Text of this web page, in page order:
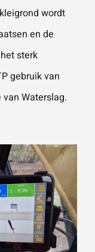
VERSTU
AANVRA
AG
wordt
en de
sterk
gebruik van
Waterslag.